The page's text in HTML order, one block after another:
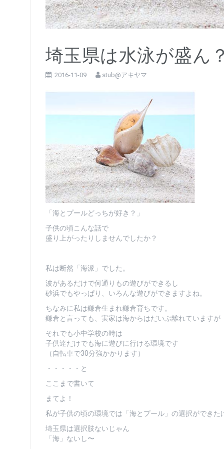
埼玉県は水泳が盛ん
2016-11-09 stub@アキヤマ
「海とプールどっちが好き？」
子供の頃こんな話で
盛り上がったりしませんでしたか？
私は断然「海派」でした。
波があるだけで何通りもの遊びができるし
砂浜でもやっぱり、いろんな遊びができますよね。
ちなみに私は鎌倉生まれ鎌倉育ちです。
鎌倉と言っても、実家は海からはだいぶ離れていますが
それでも小中学校の時は
子供達だけでも海に遊びに行ける環境です
（自転車で30分強かかります）
・・・・・と
ここまで書いて
まてよ！
私が子供の頃の環境では「海とプール」の選択ができた
埼玉県は選択肢ないじゃん
「海」ないし〜